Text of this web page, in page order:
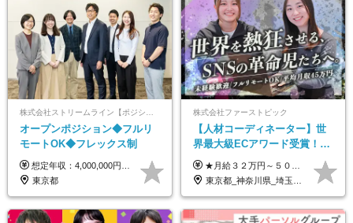
オープンポジション◆フルリ
モートOK◆フレックス制
想定年収：4,000,000円 ～ 8,000,000円 月給：288,000円 ～ 570,000円 ※ご経験・能力に応じて決定いたします。 ※上記額にはみなし残業代を含みます。 ※超過分は全額支給いたします。 ※みなし残業代 45,000円 ～ 89,050円／月 ※みなし残業時間 20時間／月 ※試用期間：3ヶ月（試用期間中の待遇に差異はありません） 【固定残業代について】 固定残業20時間分（45,000円～89,050円）を含む ※超過分は別途全額支給
東京都
株式会社ファーストピック
【人材コーディネーター】世
界最大級ECアワード受賞！フ
ルリモート／未経験◎／月給
３２万円～／年休１３０日以
上／
★月給３２万円～５０万円＋インセンティブ賞与＋決算賞与★ （30時間の固定残業代、一律月54,750円を含む。超過分は支給） ※経験・スキルを考慮の上、決定 ※昇給：随時あり 【インセンティブについて】 自社サービスを提案し、サービス化した場合、一部の利益をインセンティブとして還元します。 試用期間中（6か月間）は、下記の給与となります。 【一都三県、大阪、名古屋、福岡の方】 月給２４万円～＋役職手当＋インセンティブ賞与 【一都三県以外の関東圏、九州、東北、北海道、その他地域の方】 月給２０万円～＋役職手当＋インセンティブ賞与 ※試用期間6ヶ月 ※試用期間中の待遇・福利厚生に差異はなし
東京都_神奈川県_埼玉県_千葉県_大阪府_愛知県_北海道_青森県_岩手県_宮城県_秋田県_山形県_福島県_茨城県_栃木県_群馬県_静岡県_岐阜県_三重県_兵庫県_京都府_滋賀県_奈良県_和歌山県_広島県_岡山県_鳥取県_島根県_山口県_福岡県_熊本県_佐賀県_長崎県_大分県_宮崎県_鹿児島県